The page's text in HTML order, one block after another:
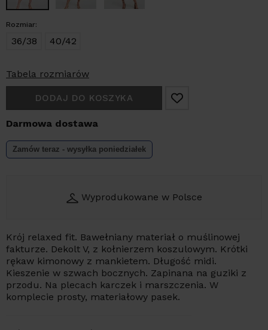
Rozmiar:
36/38 40/42
Tabela rozmiarów
DODAJ DO KOSZYKA
Darmowa dostawa
Zamów teraz - wysyłka poniedziałek
Wyprodukowane w Polsce
Krój relaxed fit. Bawełniany materiał o muślinowej
fakturze. Dekolt V, z kołnierzem koszulowym. Krótki
rękaw kimonowy z mankietem. Długość midi.
Kieszenie w szwach bocznych. Zapinana na guziki z
przodu. Na plecach karczek i marszczenia. W
komplecie prosty, materiałowy pasek.